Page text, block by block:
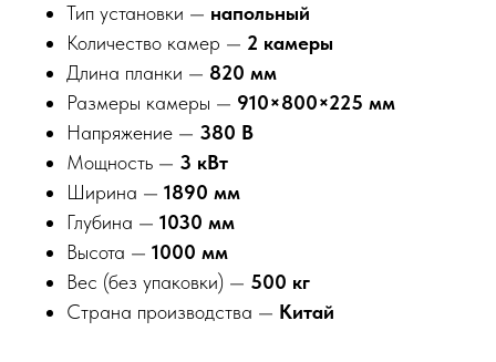
Тип установки — напольный
Количество камер — 2 камеры
Длина планки — 820 мм
Размеры камеры — 910×800×225 мм
Напряжение — 380 В
Мощность — 3 кВт
Ширина — 1890 мм
Глубина — 1030 мм
Высота — 1000 мм
Вес (без упаковки) — 500 кг
Страна производства — Китай